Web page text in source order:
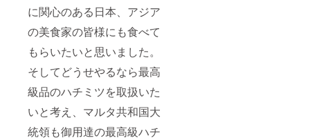
に関心のある日本、アジア
の美食家の皆様にも食べて
もらいたいと思いました。
そしてどうせやるなら最高
級品のハチミツを取扱いた
いと考え、マルタ共和国大
統領も御用達の最高級ハチ